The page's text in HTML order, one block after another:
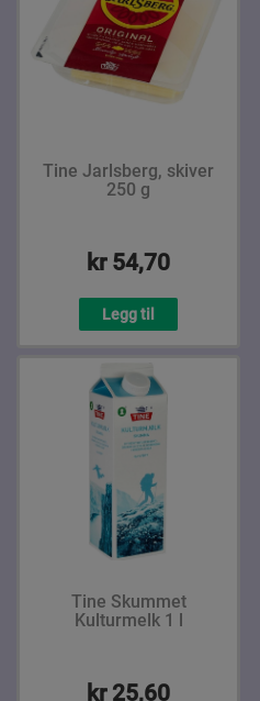
Tine Jarlsberg, skiver
250 g
kr 54,70
Legg til
Tine Skummet
Kulturmelk 1 l
kr 25,60